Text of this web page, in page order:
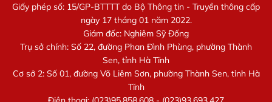
Giấy phép số: 15/GP-BTTTT do Bộ Thông tin - Truyền thông cấp
ngày 17 tháng 01 năm 2022.
Giám đốc: Nghiêm Sỹ Đống
Trụ sở chính: Số 22, đường Phan Đình Phùng, phường Thành
Sen, tỉnh Hà Tĩnh
Cơ sở 2: Số 01, đường Võ Liêm Sơn, phường Thành Sen, tỉnh Hà
Tĩnh